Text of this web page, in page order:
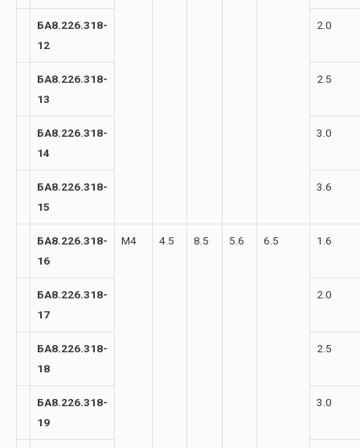
БА8.226.318-
12
2.0
БА8.226.318-
13
2.5
БА8.226.318-
14
3.0
БА8.226.318-
15
3.6
БА8.226.318-
16
М4 4.5 8.5 5.6 6.5 1.6
БА8.226.318-
17
2.0
БА8.226.318-
18
2.5
БА8.226.318-
19
3.0